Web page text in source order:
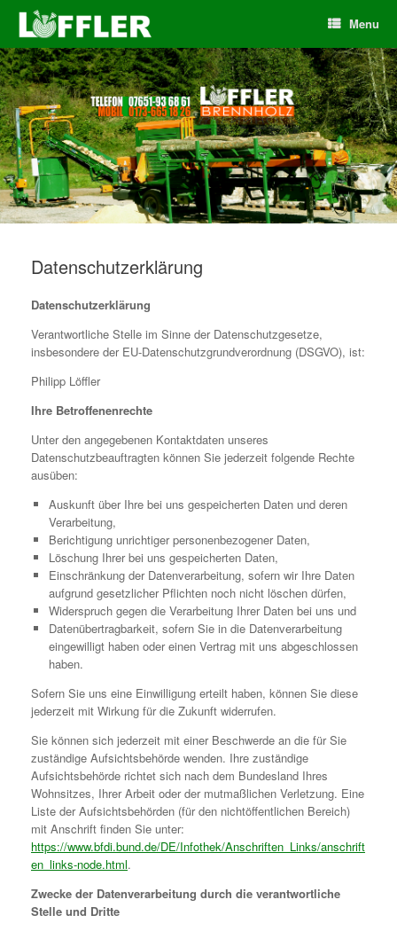
Menu
Datenschutzerklärung
Datenschutzerklärung
Verantwortliche Stelle im Sinne der Datenschutzgesetze,
insbesondere der EU-Datenschutzgrundverordnung (DSGVO), ist:
Philipp Löffler
Ihre Betroffenenrechte
Unter den angegebenen Kontaktdaten unseres
Datenschutzbeauftragten können Sie jederzeit folgende Rechte
ausüben:
Auskunft über Ihre bei uns gespeicherten Daten und deren
Verarbeitung,
Berichtigung unrichtiger personenbezogener Daten,
Löschung Ihrer bei uns gespeicherten Daten,
Einschränkung der Datenverarbeitung, sofern wir Ihre Daten
aufgrund gesetzlicher Pflichten noch nicht löschen dürfen,
Widerspruch gegen die Verarbeitung Ihrer Daten bei uns und
Datenübertragbarkeit, sofern Sie in die Datenverarbeitung
eingewilligt haben oder einen Vertrag mit uns abgeschlossen
haben.
Sofern Sie uns eine Einwilligung erteilt haben, können Sie diese
jederzeit mit Wirkung für die Zukunft widerrufen.
Sie können sich jederzeit mit einer Beschwerde an die für Sie
zuständige Aufsichtsbehörde wenden. Ihre zuständige
Aufsichtsbehörde richtet sich nach dem Bundesland Ihres
Wohnsitzes, Ihrer Arbeit oder der mutmaßlichen Verletzung. Eine
Liste der Aufsichtsbehörden (für den nichtöffentlichen Bereich)
mit Anschrift finden Sie unter:
https://www.bfdi.bund.de/DE/Infothek/Anschriften_Links/anschrift
en_links-node.html.
Zwecke der Datenverarbeitung durch die verantwortliche
Stelle und Dritte